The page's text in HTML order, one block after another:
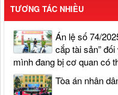
TƯƠNG TÁC NHIỀU
Án lệ số 74/
cắp tài sản”
mình đang bị cơ quan có
Tòa án nhân